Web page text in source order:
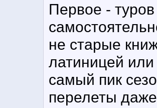
Первое -
не старые
латиницей
самый пик
перелеты